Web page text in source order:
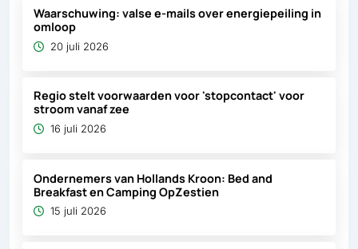
Waarschuwing: valse e-mails over energiepeiling in
omloop
20 juli 2026
Regio stelt voorwaarden voor 'stopcontact' voor
stroom vanaf zee
16 juli 2026
Ondernemers van Hollands Kroon: Bed and
Breakfast en Camping OpZestien
15 juli 2026